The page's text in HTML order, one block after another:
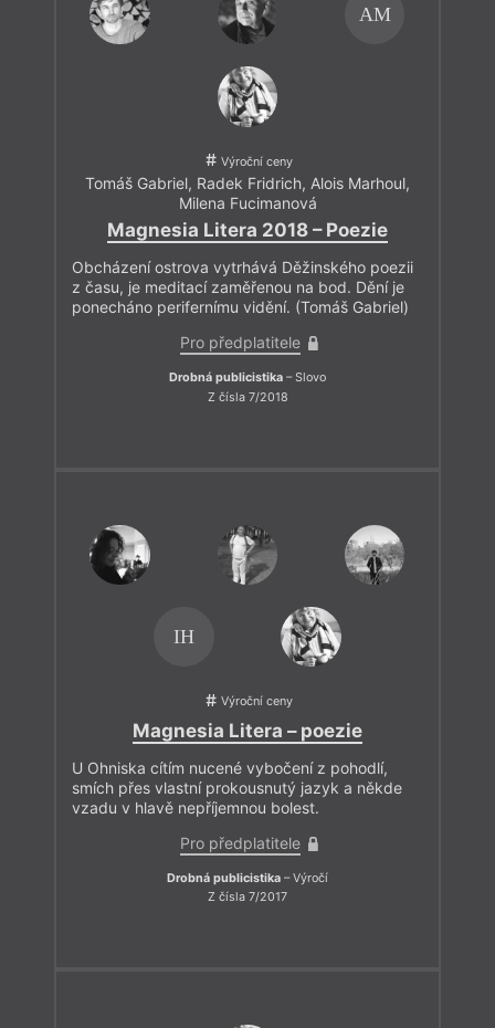
AM
Výroční ceny
Tomáš Gabriel, Radek Fridrich, Alois Marhoul,
Milena Fucimanová
Magnesia Litera 2018 – Poezie
Obcházení ostrova vytrhává Děžinského poezii
z času, je meditací zaměřenou na bod. Dění je
ponecháno perifernímu vidění. (Tomáš Gabriel)
Pro předplatitele
Drobná publicistika – Slovo
Z čísla 7/2018
IH
Výroční ceny
Magnesia Litera – poezie
U Ohniska cítím nucené vybočení z pohodlí,
smích přes vlastní prokousnutý jazyk a někde
vzadu v hlavě nepříjemnou bolest.
Pro předplatitele
Drobná publicistika – Výročí
Z čísla 7/2017